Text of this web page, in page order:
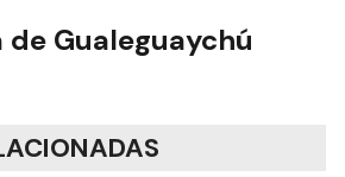
de Gualeguaychú